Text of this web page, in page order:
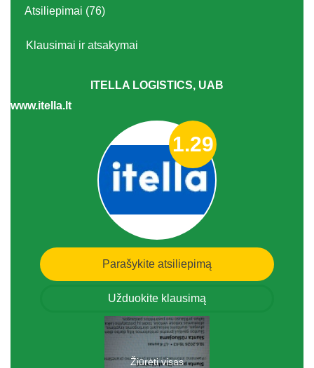
Atsiliepimai (76)
Klausimai ir atsakymai
ITELLA LOGISTICS, UAB
www.itella.lt
1.29
Parašykite atsiliepimą
Užduokite klausimą
Žiūrėti visas